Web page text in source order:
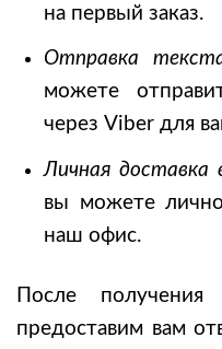
на первый заказ.
Отправка
можете
через Viber для
Личная доставка
вы можете
наш офис.
После
предоставим вам